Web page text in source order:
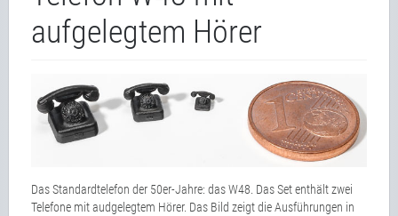
aufgelegtem Hörer
Das Standardtelefon der 50er-Jahre: das W48. Das Set enthält zwei
Telefone mit audgelegtem Hörer. Das Bild zeigt die Ausführungen in